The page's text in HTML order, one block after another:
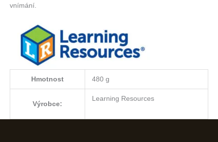
vnímání.
Hmotnost 480 g
Výrobce:
Learning Resources